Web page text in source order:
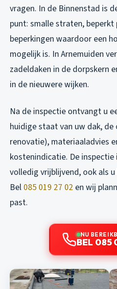
vragen. In de Binnenstad is
punt: smalle straten,
beperkingen waardoor een
mogelijk is. In Arnemuiden
zadeldaken in de dorpskern
in de nieuwere wijken.
Na de inspectie ontvangt u
huidige staat van uw dak,
renovatie), materiaaladvies
kostenindicatie. De
volledig vrijblijvend, ook als
Bel 085 019 27 02 en wij
past.
NU
BEL 085